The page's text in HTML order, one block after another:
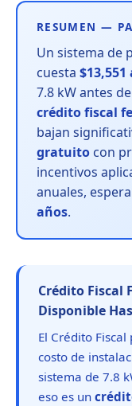
RESUMEN —
Un sistema de
cuesta $13,551
7.8 kW antes
crédito fiscal
bajan
gratuito con
incentivos
anuales,
años.
Crédito Fiscal
Disponible
El Crédito
costo de
sistema de 7.8
eso es un